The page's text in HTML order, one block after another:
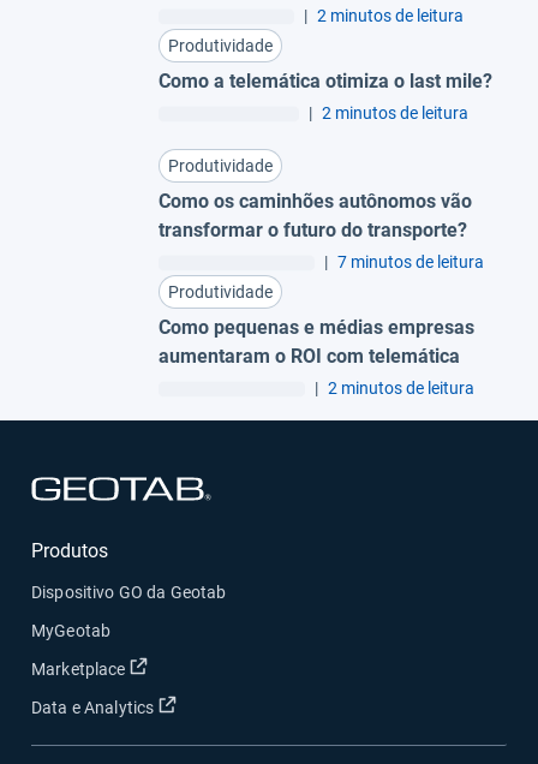
para a gestão de frotas?
| 2 minutos de leitura
Produtividade
Como a telemática otimiza o last mile?
| 2 minutos de leitura
Produtividade
Como os caminhões autônomos vão
transformar o futuro do transporte?
| 7 minutos de leitura
Produtividade
Como pequenas e médias empresas
aumentaram o ROI com telemática
| 2 minutos de leitura
Produtos
Dispositivo GO da Geotab
MyGeotab
Marketplace
Abrir em uma nova janela
Data e Analytics Abrir em uma nova janela